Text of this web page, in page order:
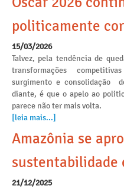
politicamente
15/03/2026
Talvez, pela tendência de
transformações
surgimento e consolidação
diante, é que o apelo ao
parece não ter mais volta.
[leia mais...]
Amazônia se
sustentabilidade
21/12/2025